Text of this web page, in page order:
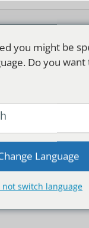
/ G24d-1
wird angezeigt
you might be
Do you want
Language
not switch language